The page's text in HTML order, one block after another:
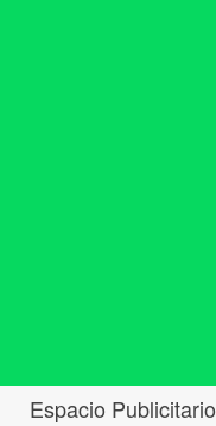
Espacio Publicitario